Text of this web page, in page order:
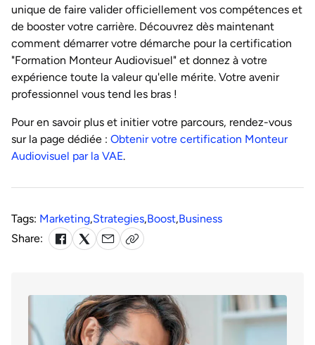
unique de faire valider officiellement vos compétences et
de booster votre carrière. Découvrez dès maintenant
comment démarrer votre démarche pour la certification
"Formation Monteur Audiovisuel" et donnez à votre
expérience toute la valeur qu'elle mérite. Votre avenir
professionnel vous tend les bras !
Pour en savoir plus et initier votre parcours, rendez-vous
sur la page dédiée : Obtenir votre certification Monteur
Audiovisuel par la VAE.
Tags: Marketing,Strategies,Boost,Business
Share: